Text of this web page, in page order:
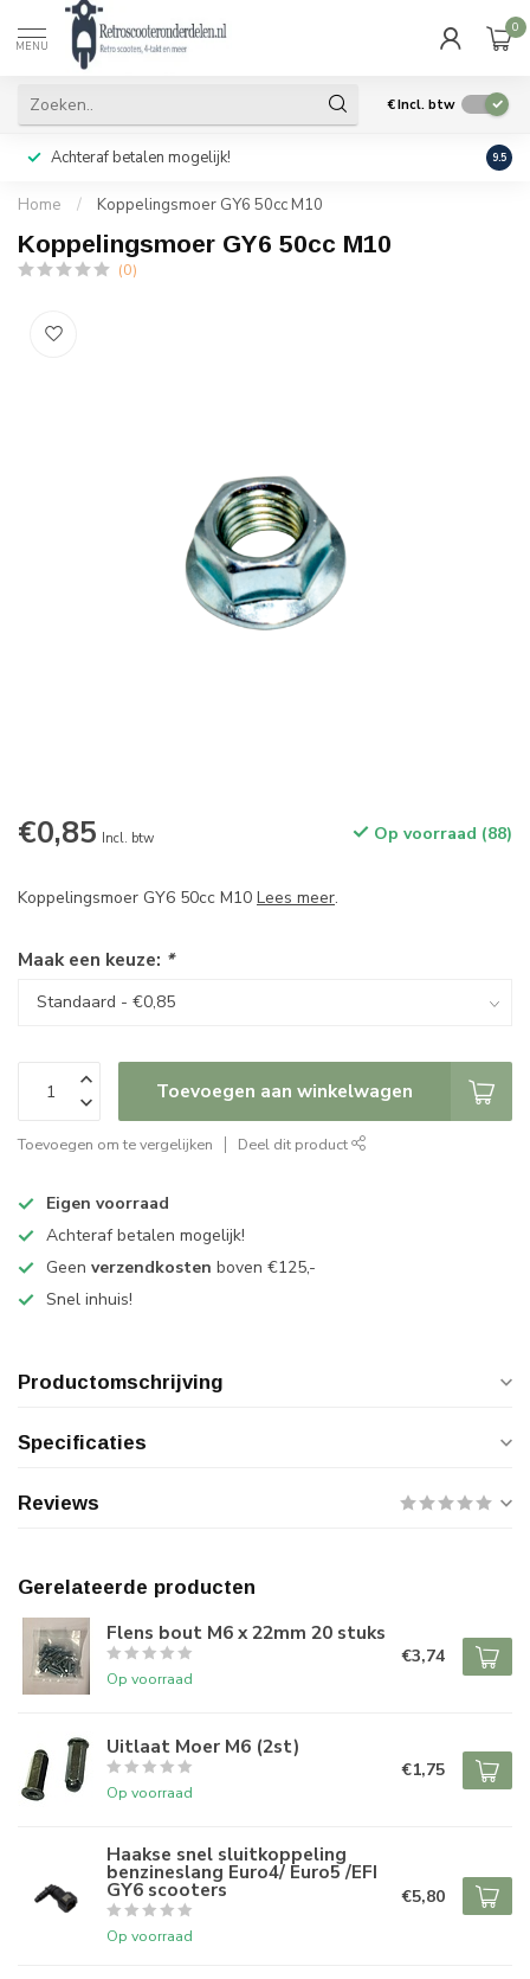
MENU
0
€Incl. btw
Achteraf betalen mogelijk! Geen
9.5
Home / Koppelingsmoer GY6 50cc M10
Koppelingsmoer GY6 50cc M10
(0)
€0,85 Incl. btw Op voorraad (88)
Koppelingsmoer GY6 50cc M10 Lees meer.
Maak een keuze: *
Toevoegen aan winkelwagen
Toevoegen om te vergelijken Deel dit product
Eigen voorraad
Achteraf betalen mogelijk!
Geen verzendkosten boven €125,-
Snel inhuis!
Productomschrijving
Specificaties
Reviews
Gerelateerde producten
Flens bout M6 x 22mm 20 stuks
Op voorraad
€3,74
Uitlaat Moer M6 (2st)
Op voorraad
€1,75
Haakse snel sluitkoppeling
benzineslang Euro4/ Euro5 /EFI
GY6 scooters
Op voorraad
€5,80